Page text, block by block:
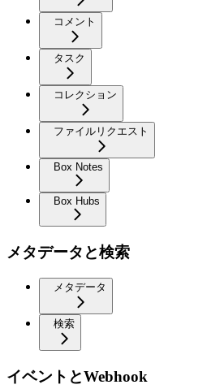
コメント
タスク
コレクション
ファイルリクエスト
Box Notes
Box Hubs
メタデータと検索
メタデータ
検索
イベントとWebhook